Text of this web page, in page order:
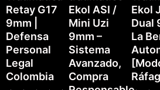
Retay G17
9mm |
Defensa
Personal
Legal
Colombia
Ekol ASI /
Mini Uzi
9mm –
Sistema
Avanzado,
Compra
Ekol
Dual
La